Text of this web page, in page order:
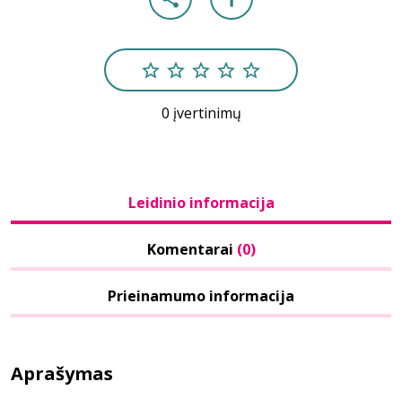
0 įvertinimų
Leidinio informacija
Komentarai (0)
Prieinamumo informacija
Aprašymas